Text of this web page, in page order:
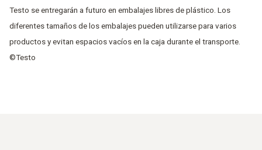
Testo se entregarán a futuro en embalajes libres de plástico. Los
diferentes tamaños de los embalajes pueden utilizarse para varios
productos y evitan espacios vacíos en la caja durante el transporte.
©Testo